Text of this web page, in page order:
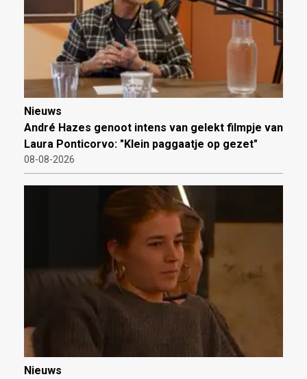
Nieuws
André Hazes genoot intens van gelekt filmpje van
Laura Ponticorvo: "Klein paggaatje op gezet"
08-08-2026
Nieuws